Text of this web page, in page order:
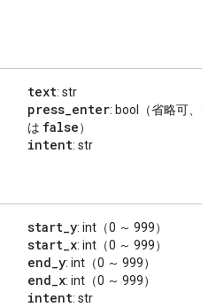
text: str
press_enter: bool（省略可、
は false）
intent: str
start_y: int（0 ～ 999）
start_x: int（0 ～ 999）
end_y: int（0 ～ 999）
end_x: int（0 ～ 999）
intent: str